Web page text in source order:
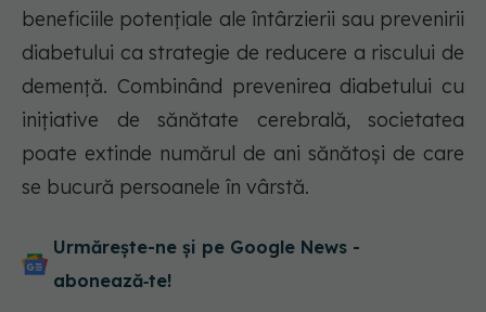
beneficiile potențiale ale întârzierii sau prevenirii
diabetului ca strategie de reducere a riscului de
demență. Combinând prevenirea diabetului cu
inițiative de sănătate cerebrală, societatea
poate extinde numărul de ani sănătoși de care
se bucură persoanele în vârstă.
Urmărește-ne și pe Google News -
abonează‑te!